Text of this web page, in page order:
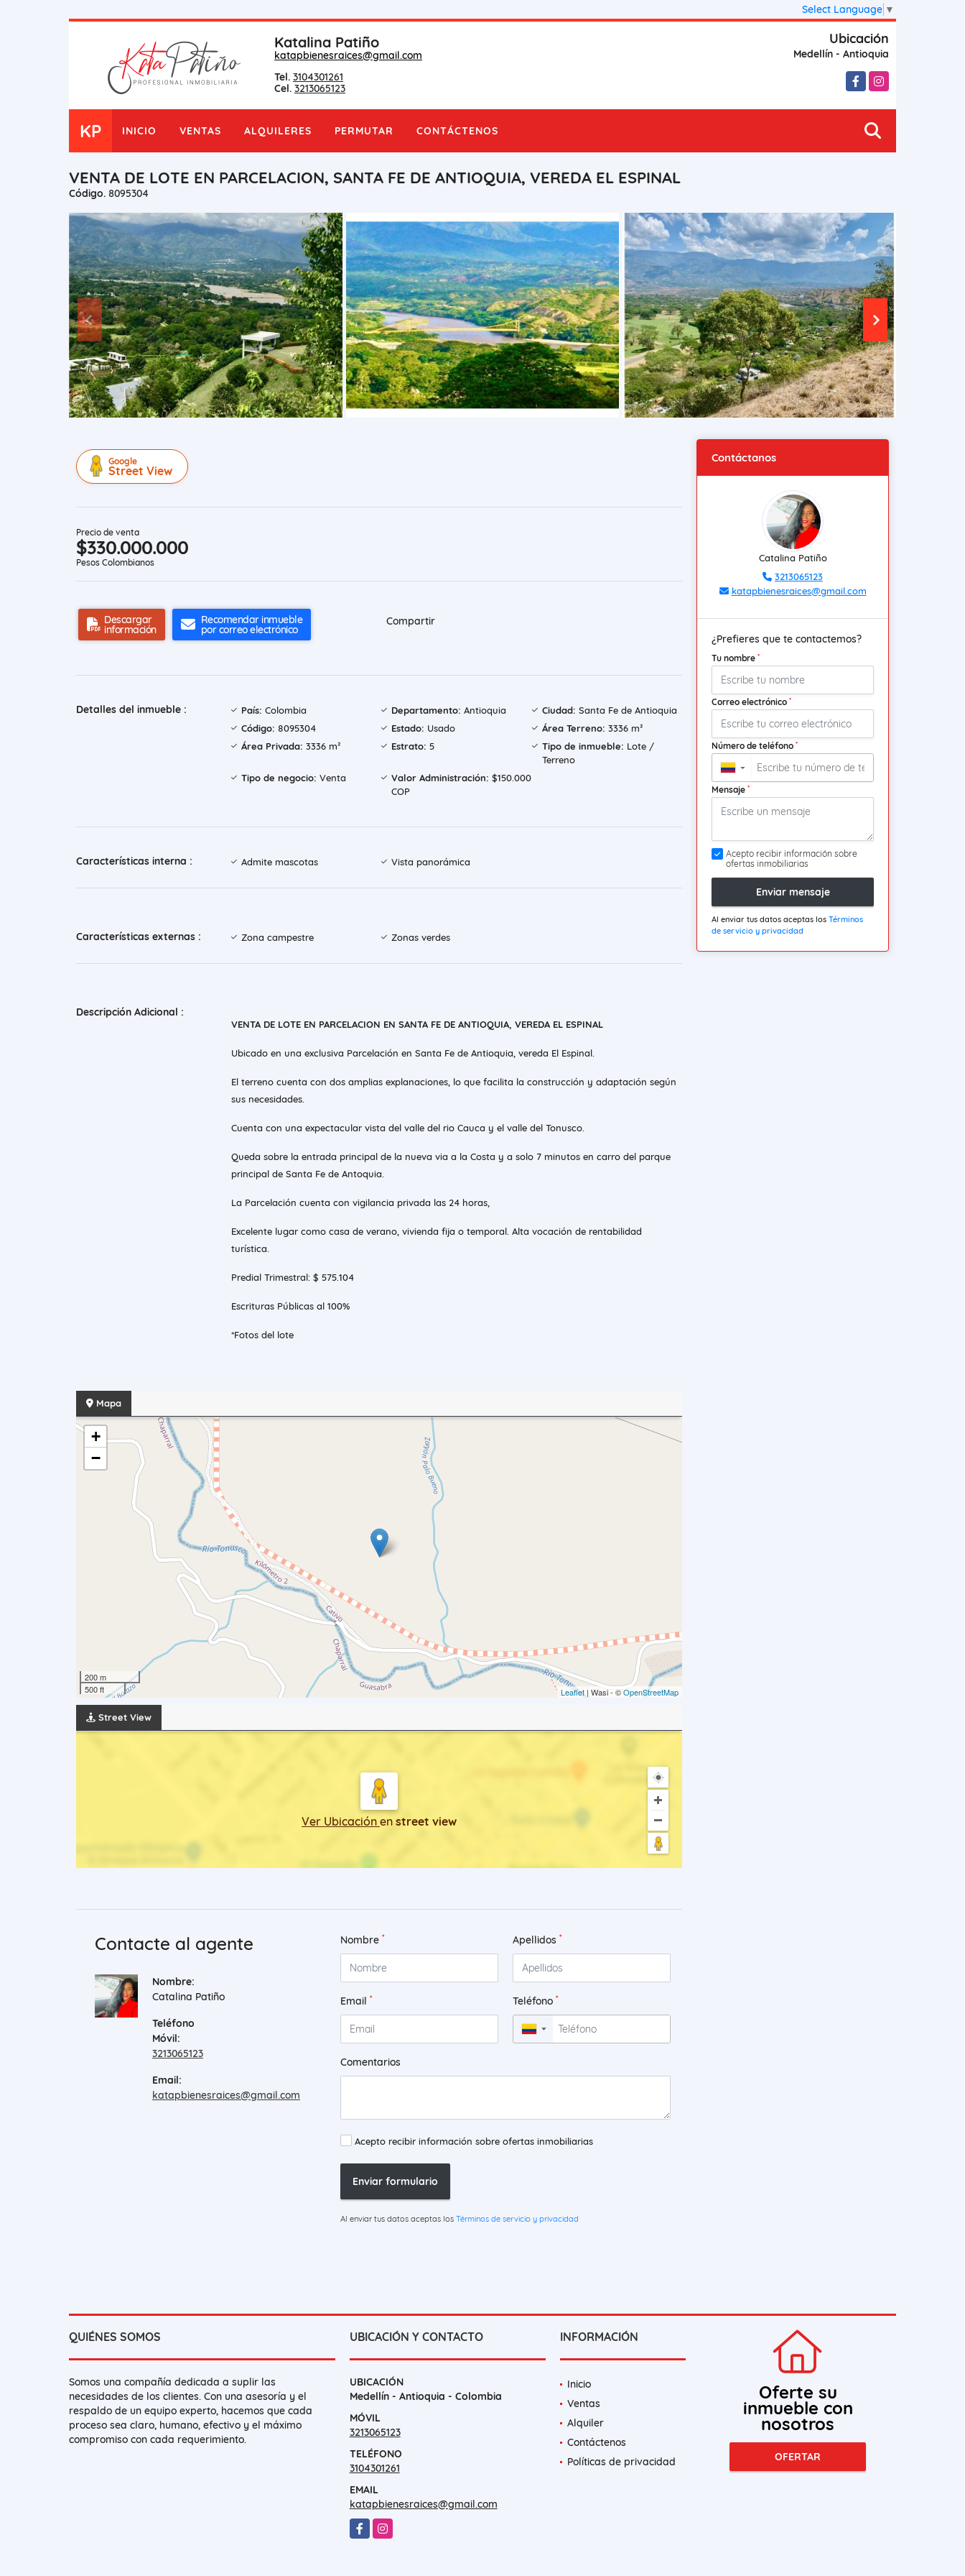
Select Language ▼
Katalina Patiño
katapbienesraices@gmail.com
Tel. 3104301261
Cel. 3213065123
Ubicación
Medellín - Antioquia
FacebookInstagram
KP INICIO VENTAS ALQUILERES PERMUTAR CONTÁCTENOS
VENTA DE LOTE EN PARCELACION, SANTA FE DE ANTIOQUIA, VEREDA EL ESPINAL
Código. 8095304
Google
Street View
Precio de venta
$330.000.000
Pesos Colombianos
Descargar
información
Recomendar inmueble
por correo electrónico
Compartir
Detalles del inmueble : País: Colombia Departamento: Antioquia Ciudad: Santa Fe de Antioquia
Código: 8095304 Estado: Usado Área Terreno: 3336 m²
Área Privada: 3336 m² Estrato: 5 Tipo de inmueble: Lote /
Terreno
Tipo de negocio: Venta Valor Administración: $150.000
COP
Características interna : Admite mascotas Vista panorámica
Características externas : Zona campestre Zonas verdes
Descripción Adicional :
VENTA DE LOTE EN PARCELACION EN SANTA FE DE ANTIOQUIA, VEREDA EL ESPINAL
Ubicado en una exclusiva Parcelación en Santa Fe de Antioquia, vereda El Espinal.
El terreno cuenta con dos amplias explanaciones, lo que facilita la construcción y adaptación según
sus necesidades.
Cuenta con una expectacular vista del valle del rio Cauca y el valle del Tonusco.
Queda sobre la entrada principal de la nueva via a la Costa y a solo 7 minutos en carro del parque
principal de Santa Fe de Antoquia.
La Parcelación cuenta con vigilancia privada las 24 horas,
Excelente lugar como casa de verano, vivienda fija o temporal. Alta vocación de rentabilidad
turística.
Predial Trimestral: $ 575.104
Escrituras Públicas al 100%
*Fotos del lote
Mapa
+
−
200 m
500 ft
Leaflet | Wasi - ©OpenStreetMap
Street View
Ver Ubicación en street view
Contacte al agente
Nombre:
Catalina Patiño
Teléfono
Móvil:
3213065123
Email:
katapbienesraices@gmail.com
Nombre * Apellidos *
Email * Teléfono *
▼
Comentarios
Acepto recibir información sobre ofertas inmobiliarias
Enviar formulario
Al enviar tus datos aceptas los Términos de servicio y privacidad
Contáctanos
Catalina Patiño
3213065123
katapbienesraices@gmail.com
¿Prefieres que te contactemos?
Tu nombre *
Correo electrónico *
Número de teléfono *
▼
Mensaje *
Acepto recibir información sobre
ofertas inmobiliarias
Enviar mensaje
Al enviar tus datos aceptas los Términos
de servicio y privacidad
QUIÉNES SOMOS
Somos una compañía dedicada a suplir las
necesidades de los clientes. Con una asesoría y el
respaldo de un equipo experto, hacemos que cada
proceso sea claro, humano, efectivo y el máximo
compromiso con cada requerimiento.
UBICACIÓN Y CONTACTO
UBICACIÓN
Medellín - Antioquia - Colombia
MÓVIL
3213065123
TELÉFONO
3104301261
EMAIL
katapbienesraices@gmail.com
FacebookInstagram
INFORMACIÓN
Inicio
Ventas
Alquiler
Contáctenos
Políticas de privacidad
Oferte su
inmueble con
nosotros
OFERTAR